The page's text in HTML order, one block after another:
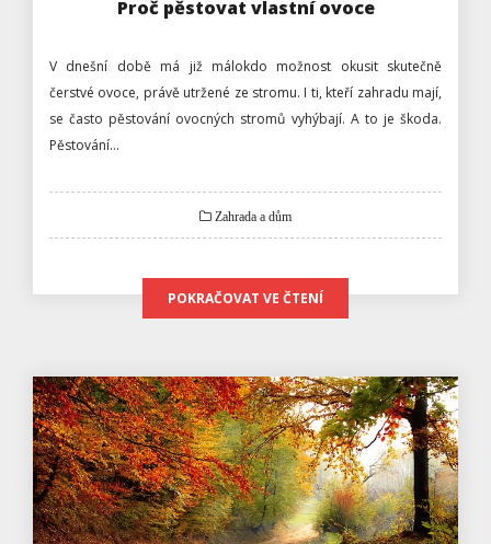
Proč pěstovat vlastní ovoce
V dnešní době má již málokdo možnost okusit skutečně
čerstvé ovoce, právě utržené ze stromu. I ti, kteří zahradu mají,
se často pěstování ovocných stromů vyhýbají. A to je škoda.
Pěstování…
Zahrada a dům
POKRAČOVAT VE ČTENÍ